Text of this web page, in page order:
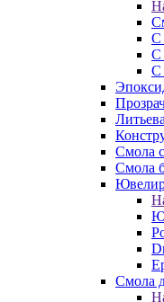
С
С
С
Смола
Смола
Смола